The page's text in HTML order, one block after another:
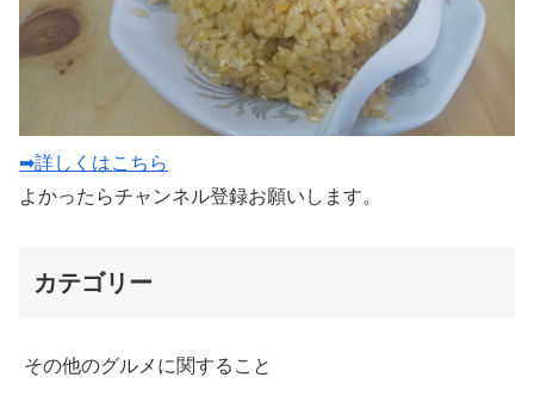
➡詳しくはこちら
よかったらチャンネル登録お願いします。
カテゴリー
その他のグルメに関すること